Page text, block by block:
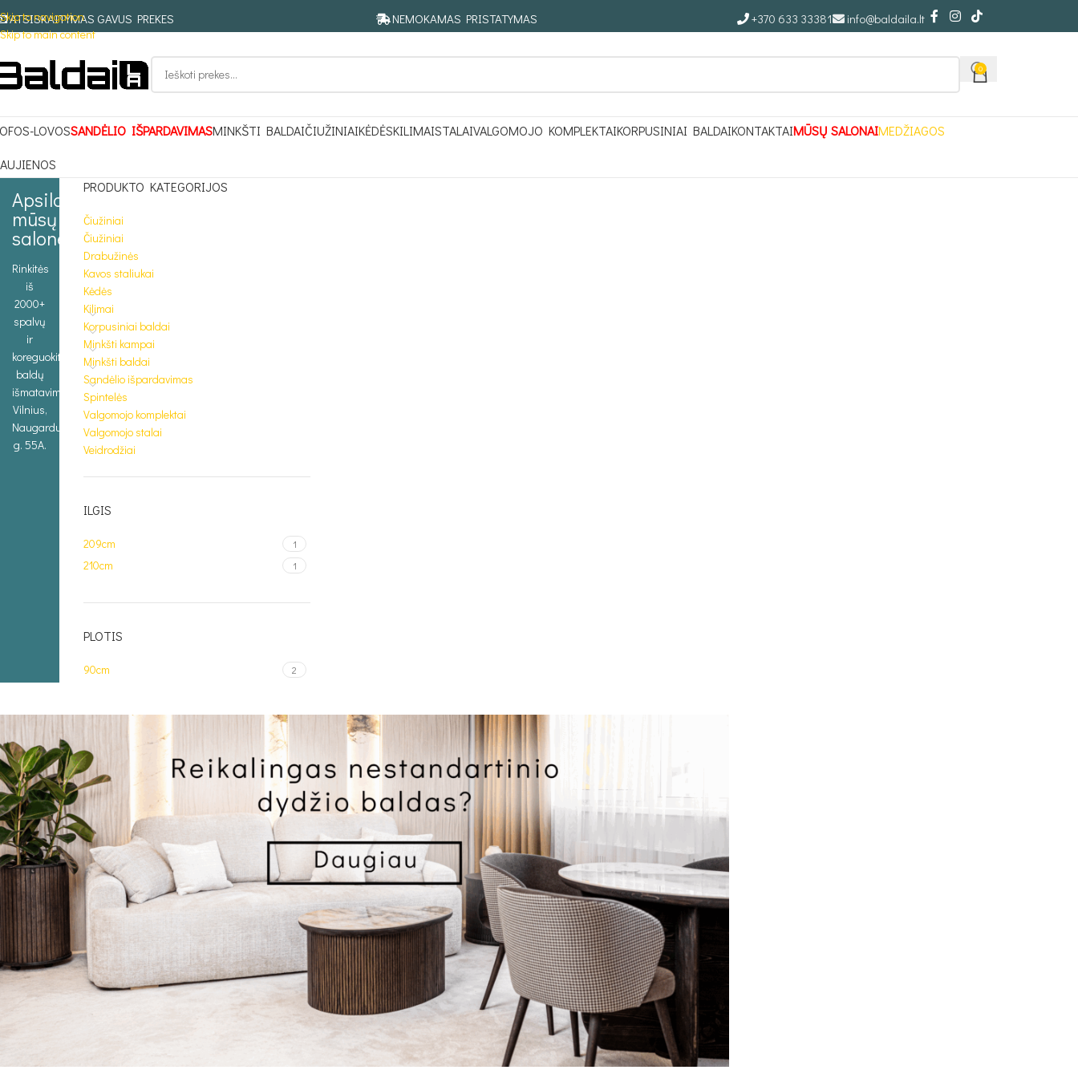
Skip to navigation
Skip to main content
ATSISKAITYMAS GAVUS PREKES NEMOKAMAS PRISTATYMAS +370 633 33381 info@baldaila.lt
0
LOVOSSANDĖLIO IŠPARDAVIMASMINKŠTI BALDAIČIUŽINIAIKĖDĖSKILIMAISTALAIVALGOMOJO KOMPLEKTAIKORPUSINIAI BALDAIKONTAKTAIMŪSŲ SALONAIMEDŽIAGOS
Apsilankykite
mūsų
salone
Rinkitės
iš
2000+
spalvų
ir
koreguokite
baldų
išmatavimus.
Vilnius,
Naugarduko
g. 55A.
PRODUKTO KATEGORIJOS
Čiužiniai
Čiužiniai
Drabužinės
Kavos staliukai
Kėdės
Kilimai
Korpusiniai baldai
Minkšti kampai
Minkšti baldai
Sandėlio išpardavimas
Spintelės
Valgomojo komplektai
Valgomojo stalai
Veidrodžiai
ILGIS
209cm 1
210cm 1
PLOTIS
90cm 2